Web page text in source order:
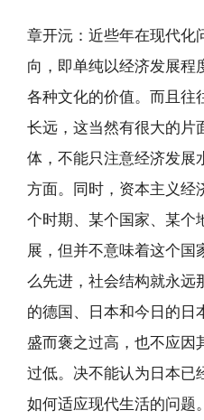
章开沅：近些年在现代化
向，即单纯以经济发展程
各种文化的价值。而且往
长远，这当然有很大的片
体，不能只注意经济发展
方面。同时，资本主义经
个时期、某个国家、某个
展，但并不意味着这个国
么先进，社会结构就永远
的德国、日本和今日的日
盛而褒之过高，也不应因
过低。决不能认为日本已
如何适应现代生活的问题